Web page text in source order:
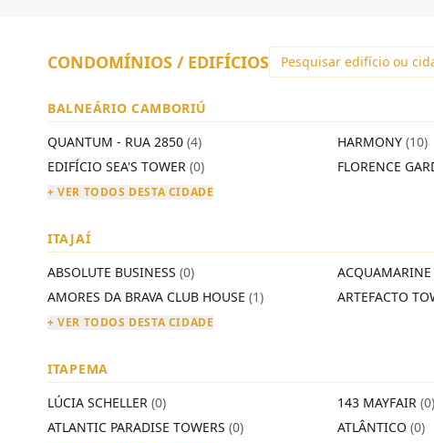
CONDOMÍNIOS / EDIFÍCIOS
BALNEÁRIO CAMBORIÚ
QUANTUM - RUA 2850 (4) HARMONY (10)
EDIFÍCIO SEA'S TOWER (0) FLORENCE
+ VER TODOS DESTA CIDADE
ITAJAÍ
ABSOLUTE BUSINESS (0) ACQUAMARINE
AMORES DA BRAVA CLUB HOUSE (1) ARTEFACTO
+ VER TODOS DESTA CIDADE
ITAPEMA
LÚCIA SCHELLER (0) 143 MAYFAIR (0)
ATLANTIC PARADISE TOWERS (0) ATLÂNTICO (0)